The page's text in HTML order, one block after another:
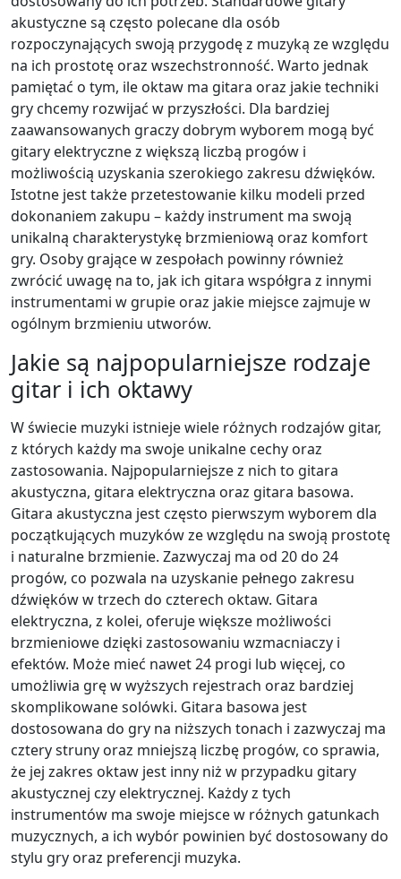
akustyczne są często polecane dla osób
rozpoczynających swoją przygodę z muzyką ze względu
na ich prostotę oraz wszechstronność. Warto jednak
pamiętać o tym, ile oktaw ma gitara oraz jakie techniki
gry chcemy rozwijać w przyszłości. Dla bardziej
zaawansowanych graczy dobrym wyborem mogą być
gitary elektryczne z większą liczbą progów i
możliwością uzyskania szerokiego zakresu dźwięków.
Istotne jest także przetestowanie kilku modeli przed
dokonaniem zakupu – każdy instrument ma swoją
unikalną charakterystykę brzmieniową oraz komfort
gry. Osoby grające w zespołach powinny również
zwrócić uwagę na to, jak ich gitara współgra z innymi
instrumentami w grupie oraz jakie miejsce zajmuje w
ogólnym brzmieniu utworów.
Jakie są najpopularniejsze rodzaje
gitar i ich oktawy
W świecie muzyki istnieje wiele różnych rodzajów gitar,
z których każdy ma swoje unikalne cechy oraz
zastosowania. Najpopularniejsze z nich to gitara
akustyczna, gitara elektryczna oraz gitara basowa.
Gitara akustyczna jest często pierwszym wyborem dla
początkujących muzyków ze względu na swoją prostotę
i naturalne brzmienie. Zazwyczaj ma od 20 do 24
progów, co pozwala na uzyskanie pełnego zakresu
dźwięków w trzech do czterech oktaw. Gitara
elektryczna, z kolei, oferuje większe możliwości
brzmieniowe dzięki zastosowaniu wzmacniaczy i
efektów. Może mieć nawet 24 progi lub więcej, co
umożliwia grę w wyższych rejestrach oraz bardziej
skomplikowane solówki. Gitara basowa jest
dostosowana do gry na niższych tonach i zazwyczaj ma
cztery struny oraz mniejszą liczbę progów, co sprawia,
że jej zakres oktaw jest inny niż w przypadku gitary
akustycznej czy elektrycznej. Każdy z tych
instrumentów ma swoje miejsce w różnych gatunkach
muzycznych, a ich wybór powinien być dostosowany do
stylu gry oraz preferencji muzyka.